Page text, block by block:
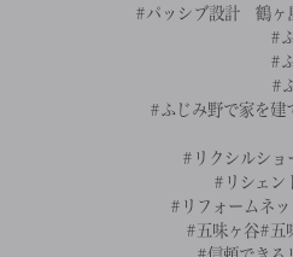
#パッシブ設計 鶴ヶ
#
#
#
#ふじみ野で家を建
#リクシルショ
#リシェン
#リフォームネッ
#五味ヶ谷#五